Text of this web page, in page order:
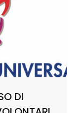
DI